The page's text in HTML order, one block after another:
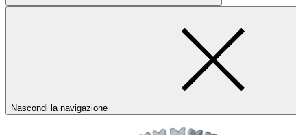
Nascondi la navigazione